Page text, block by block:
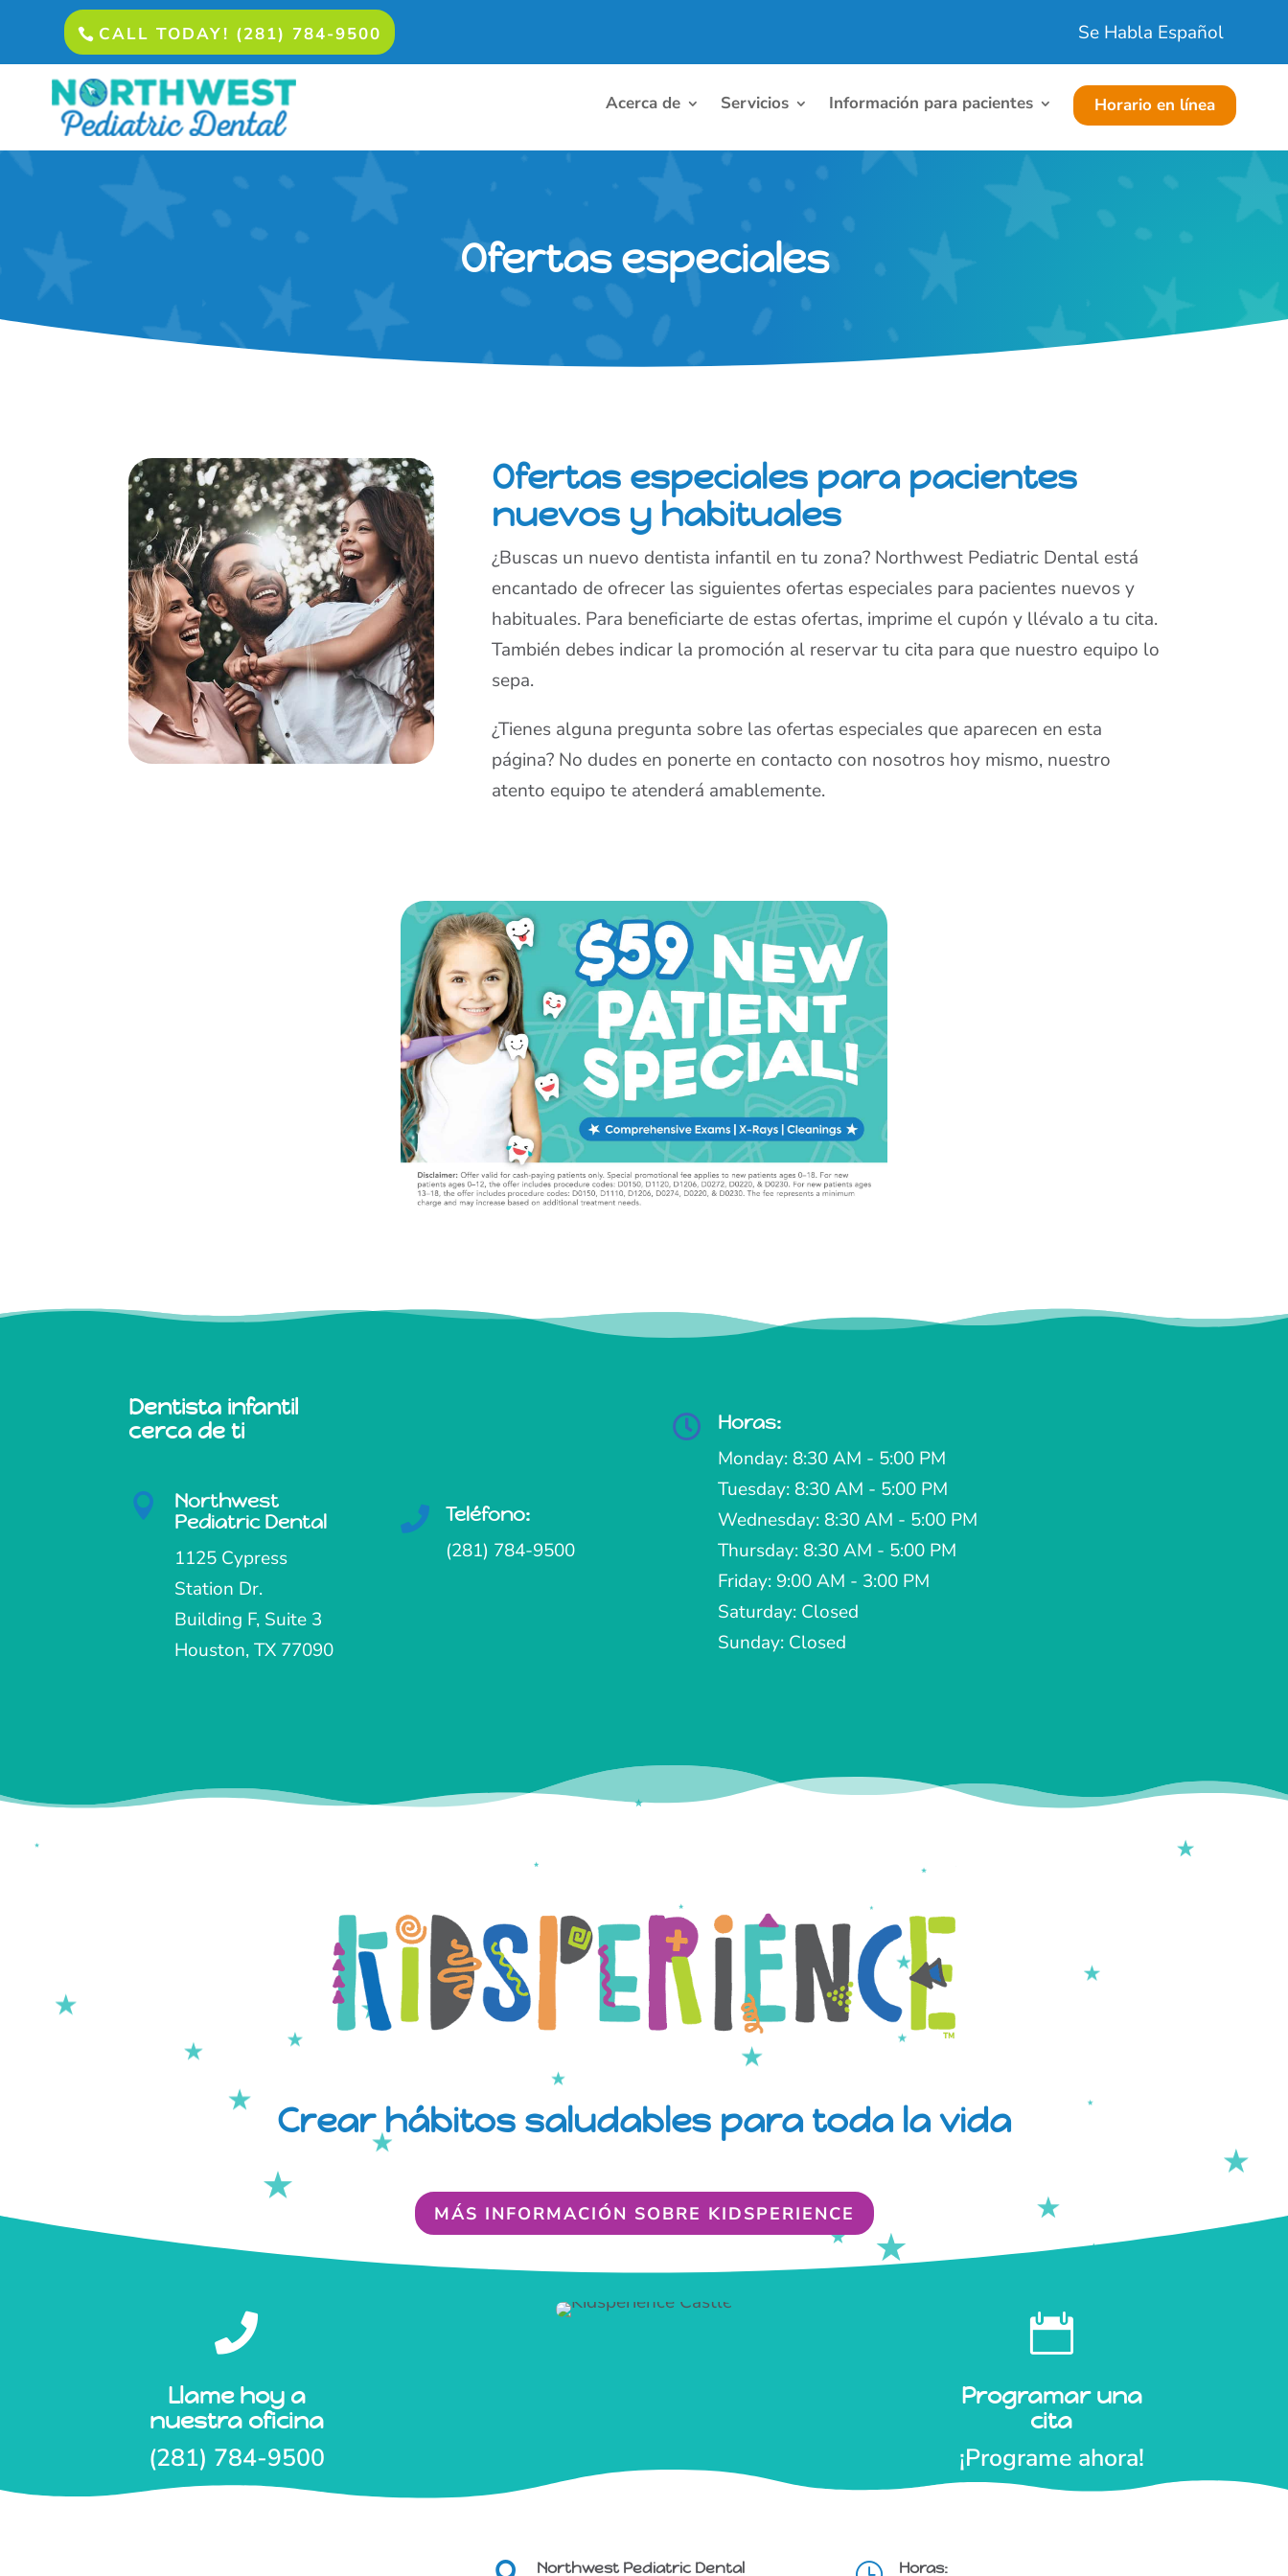
CALL TODAY! (281) 784-9500 Se Habla Español
Acerca de Servicios Información para pacientes Horario en línea
Ofertas especiales
Ofertas especiales para pacientes
nuevos y habituales
¿Buscas un nuevo dentista infantil en tu zona? Northwest Pediatric Dental está
encantado de ofrecer las siguientes ofertas especiales para pacientes nuevos y
habituales. Para beneficiarte de estas ofertas, imprime el cupón y llévalo a tu cita.
También debes indicar la promoción al reservar tu cita para que nuestro equipo lo
sepa.
¿Tienes alguna pregunta sobre las ofertas especiales que aparecen en esta
página? No dudes en ponerte en contacto con nosotros hoy mismo, nuestro
atento equipo te atenderá amablemente.
Dentista infantil
cerca de ti

Northwest
Pediatric Dental
1125 Cypress
Station Dr.
Building F, Suite 3
Houston, TX 77090
 Teléfono:
(281) 784-9500
 Horas:
Monday: 8:30 AM - 5:00 PM
Tuesday: 8:30 AM - 5:00 PM
Wednesday: 8:30 AM - 5:00 PM
Thursday: 8:30 AM - 5:00 PM
Friday: 9:00 AM - 3:00 PM
Saturday: Closed
Sunday: Closed
Crear hábitos saludables para toda la vida
MÁS INFORMACIÓN SOBRE KIDSPERIENCE

Llame hoy a
nuestra oficina
(281) 784-9500

Programar una
cita
¡Programe ahora!
Northwest Pediatric Dental Horas: